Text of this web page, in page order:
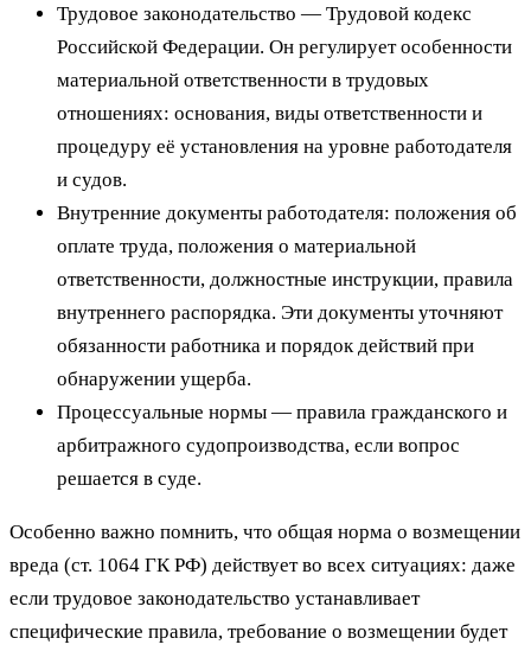
Трудовое законодательство — Трудовой кодекс
Российской Федерации. Он регулирует особенности
материальной ответственности в трудовых
отношениях: основания, виды ответственности и
процедуру её установления на уровне работодателя
и судов.
Внутренние документы работодателя: положения об
оплате труда, положения о материальной
ответственности, должностные инструкции, правила
внутреннего распорядка. Эти документы уточняют
обязанности работника и порядок действий при
обнаружении ущерба.
Процессуальные нормы — правила гражданского и
арбитражного судопроизводства, если вопрос
решается в суде.
Особенно важно помнить, что общая норма о возмещении
вреда (ст. 1064 ГК РФ) действует во всех ситуациях: даже
если трудовое законодательство устанавливает
специфические правила, требование о возмещении будет